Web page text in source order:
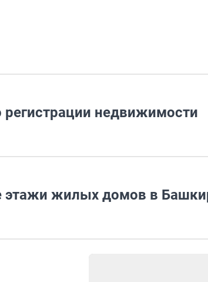
недвижимости
этажи жилых домов в